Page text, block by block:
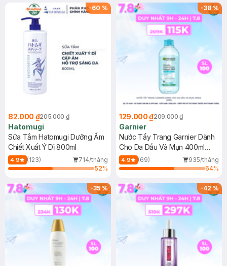
(SL có hạn)
-60 %
82.000 ₫205.000 ₫
Hatomugi
Sữa Tắm Hatomugi Dưỡng Ẩm
Chiết Xuất Ý Dĩ 800ml
4.9 (123)
714/tháng
52%
-38%
129.000 ₫209.000 ₫
Garnier
Nước Tẩy Trang Garnier Dành
Cho Da Dầu Và Mụn 400ml
(Mới)
4.9 (69)
935/tháng
64%
-35% -42%